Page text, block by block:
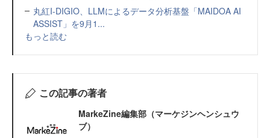
丸紅I-DIGIO、LLMによるデータ分析基盤「MAIDOA AI
ASSIST」を9月1...
もっと読む
この記事の著者
MarkeZine編集部（マーケジンヘンシュウ
ブ）